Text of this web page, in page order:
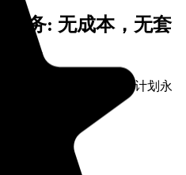
and the Add to Tasks feature,
Sharing my tasks is also
to use, and that means a lot
任务: 无成本，无套
上打开您的任务。免费计划永
功能时才升级。